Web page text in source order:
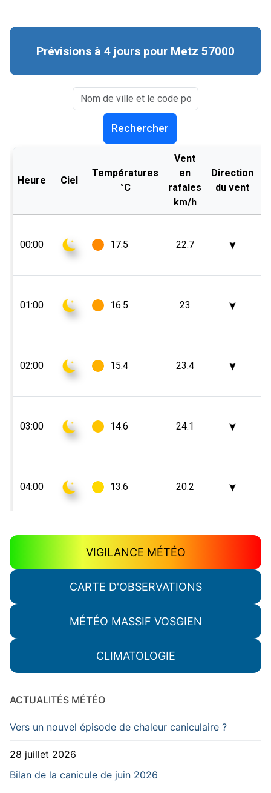
VIGILANCE MÉTÉO
CARTE D'OBSERVATIONS
MÉTÉO MASSIF VOSGIEN
CLIMATOLOGIE
ACTUALITÉS MÉTÉO
Vers un nouvel épisode de chaleur caniculaire ?
28 juillet 2026
Bilan de la canicule de juin 2026